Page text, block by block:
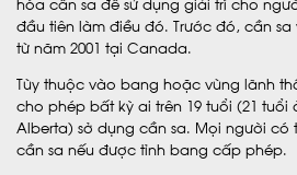
đầu tiên làm điều đó. Trước đó, cần
từ năm 2001 tại Canada.
Tùy thuộc vào bang hoặc vùng lãnh
cho phép bất kỳ ai trên 19 tuổi (21 tuổi
Alberta) sở dụng cần sa. Mọi người
cần sa nếu được tỉnh bang cấp phép.